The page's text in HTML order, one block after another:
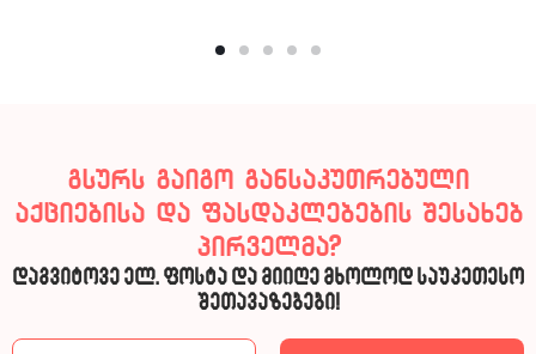
გსურს გაიგო განსაკუთრებული
აქციებისა და ფასდაკლებების შესახებ
პირველმა?
დაგვიტოვე ელ. ფოსტა და მიიღე მხოლოდ საუკეთესო
შეთავაზებები!